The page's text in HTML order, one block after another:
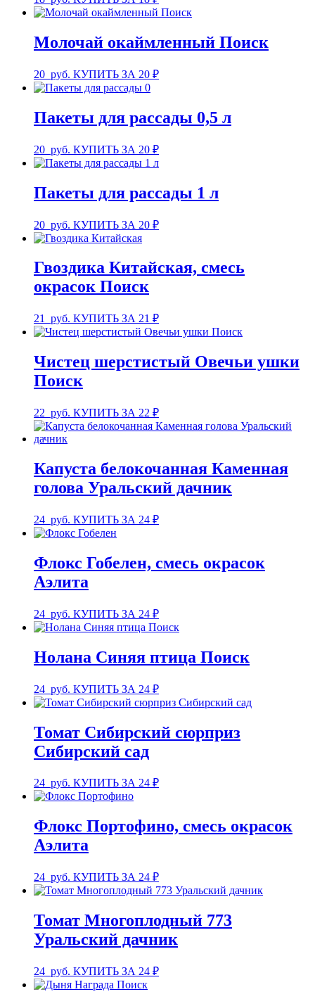
Молочай окаймленный Поиск
20 руб. КУПИТЬ ЗА 20 ₽
Пакеты для рассады 0,5 л
20 руб. КУПИТЬ ЗА 20 ₽
Пакеты для рассады 1 л
20 руб. КУПИТЬ ЗА 20 ₽
Гвоздика Китайская, смесь
окрасок Поиск
21 руб. КУПИТЬ ЗА 21 ₽
Чистец шерстистый Овечьи ушки
Поиск
22 руб. КУПИТЬ ЗА 22 ₽
Капуста белокочанная Каменная
голова Уральский дачник
24 руб. КУПИТЬ ЗА 24 ₽
Флокс Гобелен, смесь окрасок
Аэлита
24 руб. КУПИТЬ ЗА 24 ₽
Нолана Синяя птица Поиск
24 руб. КУПИТЬ ЗА 24 ₽
Томат Сибирский сюрприз
Сибирский сад
24 руб. КУПИТЬ ЗА 24 ₽
Флокс Портофино, смесь окрасок
Аэлита
24 руб. КУПИТЬ ЗА 24 ₽
Томат Многоплодный 773
Уральский дачник
24 руб. КУПИТЬ ЗА 24 ₽